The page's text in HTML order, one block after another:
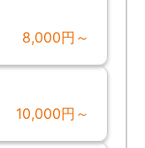
8,000円～
10,000円～